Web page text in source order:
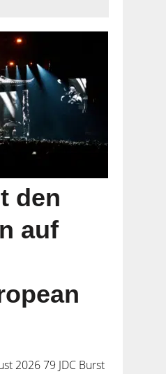
den
auf
2026 79 JDC Burst